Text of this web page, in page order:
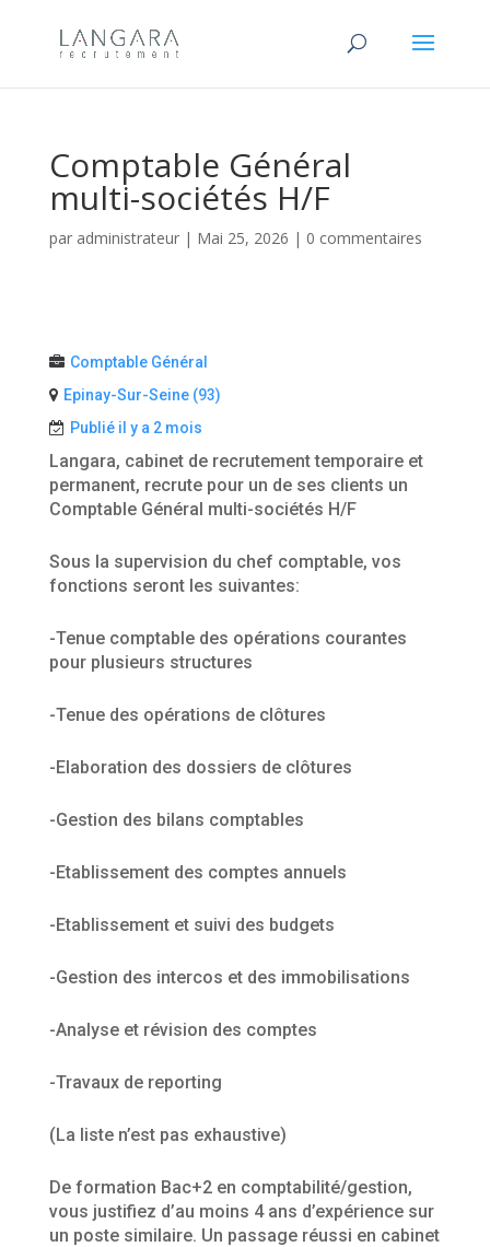
Comptable Général
multi-sociétés H/F
par administrateur| Mai 25, 2026 | 0 commentaires
Comptable Général
Epinay-Sur-Seine (93)
Publié il y a 2 mois
Langara, cabinet de recrutement temporaire et
permanent, recrute pour un de ses clients un
Comptable Général multi-sociétés H/F
Sous la supervision du chef comptable, vos
fonctions seront les suivantes:
-Tenue comptable des opérations courantes
pour plusieurs structures
-Tenue des opérations de clôtures
-Elaboration des dossiers de clôtures
-Gestion des bilans comptables
-Etablissement des comptes annuels
-Etablissement et suivi des budgets
-Gestion des intercos et des immobilisations
-Analyse et révision des comptes
-Travaux de reporting
(La liste n’est pas exhaustive)
De formation Bac+2 en comptabilité/gestion,
vous justifiez d’au moins 4 ans d’expérience sur
un poste similaire. Un passage réussi en cabinet